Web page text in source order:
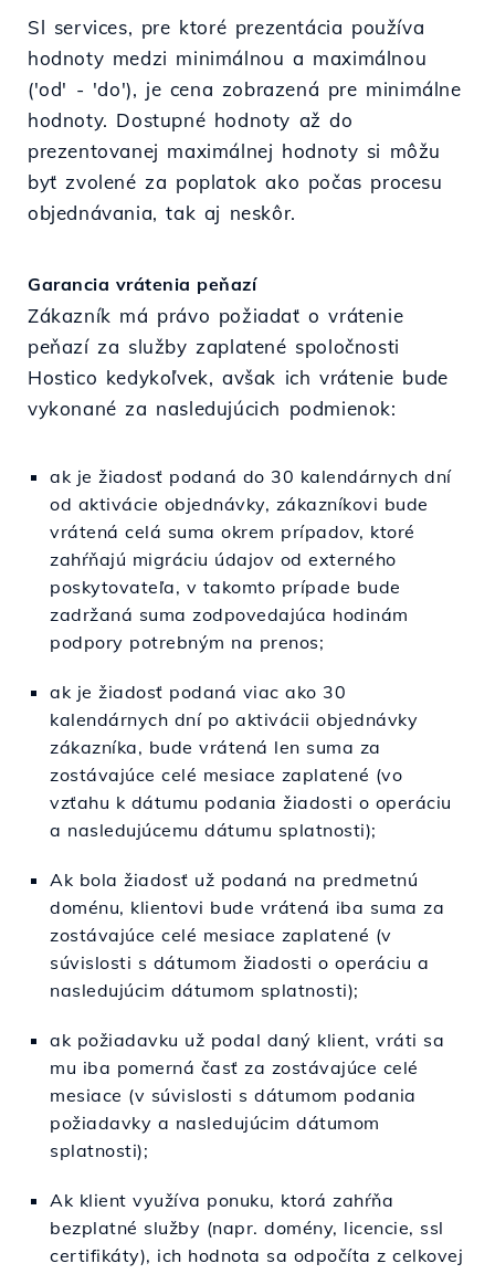
Sl services, pre ktoré prezentácia používa
hodnoty medzi minimálnou a maximálnou
('od' - 'do'), je cena zobrazená pre minimálne
hodnoty. Dostupné hodnoty až do
prezentovanej maximálnej hodnoty si môžu
byť zvolené za poplatok ako počas procesu
objednávania, tak aj neskôr.
Garancia vrátenia peňazí
Zákazník má právo požiadať o vrátenie
peňazí za služby zaplatené spoločnosti
Hostico kedykoľvek, avšak ich vrátenie bude
vykonané za nasledujúcich podmienok:
ak je žiadosť podaná do 30 kalendárnych dní
od aktivácie objednávky, zákazníkovi bude
vrátená celá suma okrem prípadov, ktoré
zahŕňajú migráciu údajov od externého
poskytovateľa, v takomto prípade bude
zadržaná suma zodpovedajúca hodinám
podpory potrebným na prenos;
ak je žiadosť podaná viac ako 30
kalendárnych dní po aktivácii objednávky
zákazníka, bude vrátená len suma za
zostávajúce celé mesiace zaplatené (vo
vzťahu k dátumu podania žiadosti o operáciu
a nasledujúcemu dátumu splatnosti);
Ak bola žiadosť už podaná na predmetnú
doménu, klientovi bude vrátená iba suma za
zostávajúce celé mesiace zaplatené (v
súvislosti s dátumom žiadosti o operáciu a
nasledujúcim dátumom splatnosti);
ak požiadavku už podal daný klient, vráti sa
mu iba pomerná časť za zostávajúce celé
mesiace (v súvislosti s dátumom podania
požiadavky a nasledujúcim dátumom
splatnosti);
Ak klient využíva ponuku, ktorá zahŕňa
bezplatné služby (napr. domény, licencie, ssl
certifikáty), ich hodnota sa odpočíta z celkovej